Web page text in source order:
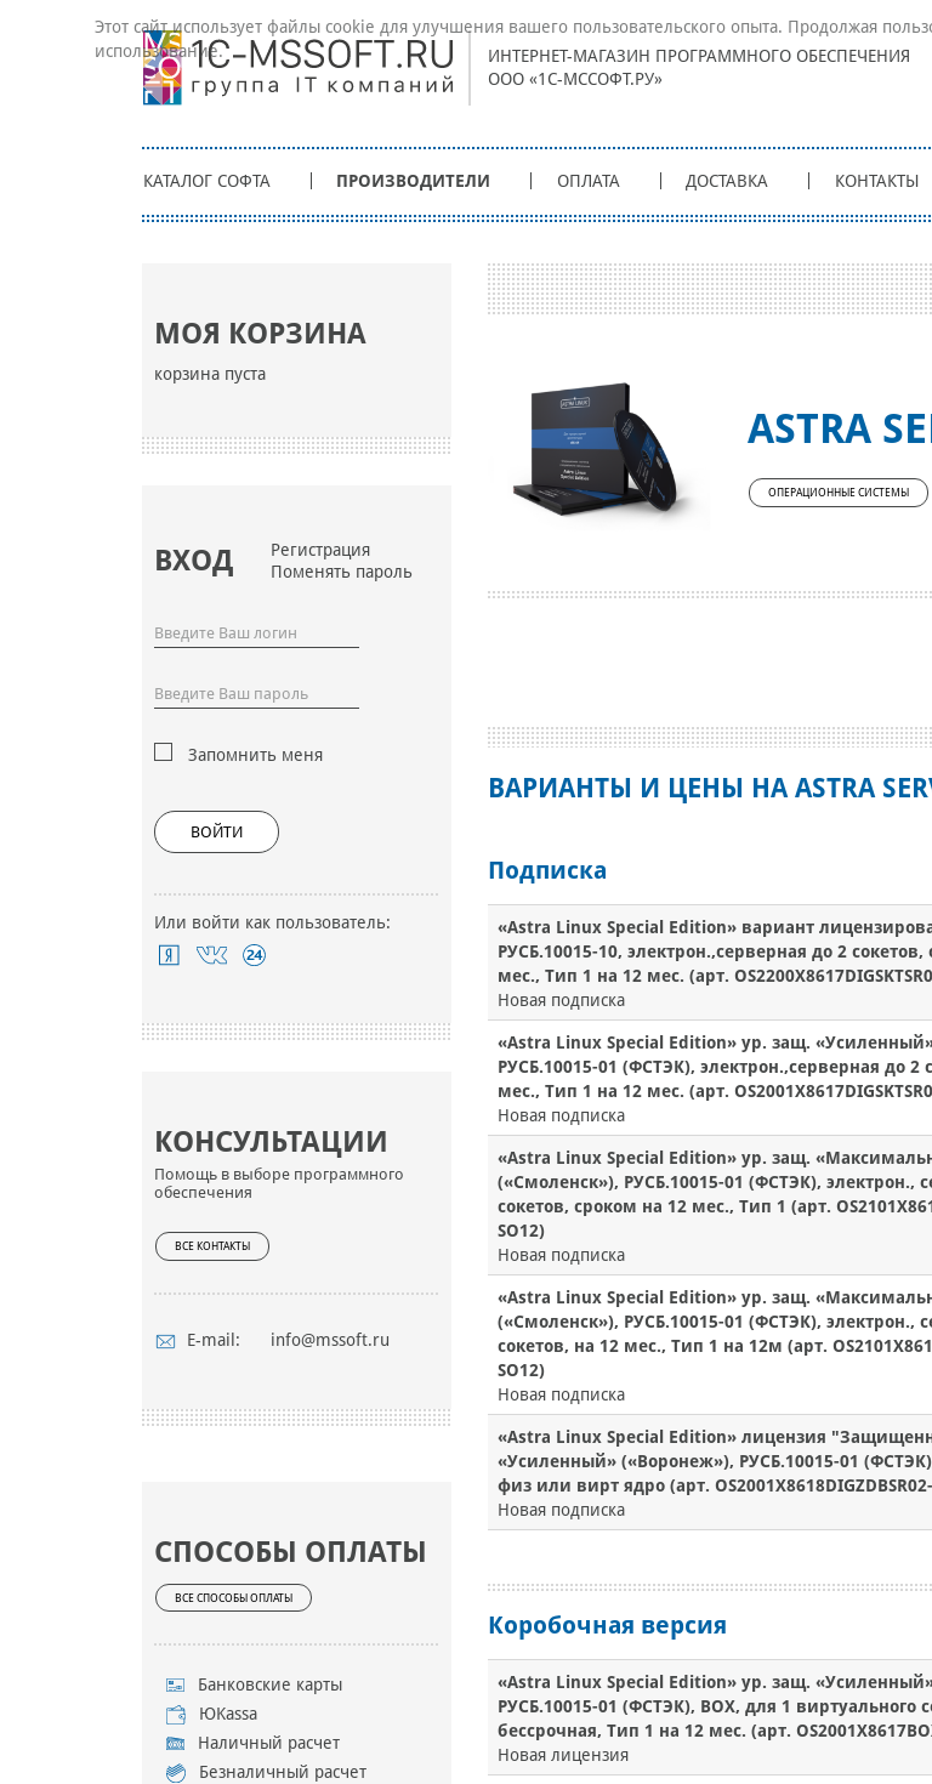
ИНТЕРНЕТ-МАГАЗИН ПРОГРАММНОГО ОБЕСПЕЧЕНИЯ
ООО «1С-МССОФТ.РУ»
КАТАЛОГ СОФТА ПРОИЗВОДИТЕЛИ ОПЛАТА ДОСТАВКА КОНТАКТЫ
МОЯ КОРЗИНА
корзина пуста
ВХОД
Регистрация
Поменять пароль
Запомнить меня
ВОЙТИ
Или войти как пользователь:
КОНСУЛЬТАЦИИ
Помощь в выборе программного
обеспечения
ВСЕ КОНТАКТЫ
E-mail: info@mssoft.ru
СПОСОБЫ ОПЛАТЫ
ВСЕ СПОСОБЫ ОПЛАТЫ
Банковские карты
ЮKassa
Наличный расчет
Безналичный расчет
ASTRA
ОПЕРАЦИОННЫЕ СИСТЕМЫ
ВАРИАНТЫ И ЦЕНЫ НА ASTRA
Подписка
«Astra Linux Special Edition» вариант
РУСБ.10015-10, электрон.,серверная до 2
мес., Тип 1 на 12 мес. (арт.
Новая подписка
«Astra Linux Special Edition» ур. защ.
РУСБ.10015-01 (ФСТЭК), электрон.,серверная до 2
мес., Тип 1 на 12 мес. (арт.
Новая подписка
«Astra Linux Special Edition» ур. защ.
(«Смоленск»), РУСБ.10015-01 (ФСТЭК), электрон.,
сокетов, сроком на 12 мес., Тип 1 (арт.
SO12)
Новая подписка
«Astra Linux Special Edition» ур. защ.
(«Смоленск»), РУСБ.10015-01 (ФСТЭК), электрон.,
сокетов, на 12 мес., Тип 1 на 12м (арт.
SO12)
Новая подписка
«Astra Linux Special Edition» лицензия
«Усиленный» («Воронеж»), РУСБ.10015-01
физ или вирт ядро (арт.
Новая подписка
Коробочная версия
«Astra Linux Special Edition» ур. защ.
РУСБ.10015-01 (ФСТЭК), BOX, для 1 виртуального
бессрочная, Тип 1 на 12 мес. (арт.
Новая лицензия
Этот сайт использует файлы cookie для улучшения вашего пользовательского опыта. Продолжая
использование.